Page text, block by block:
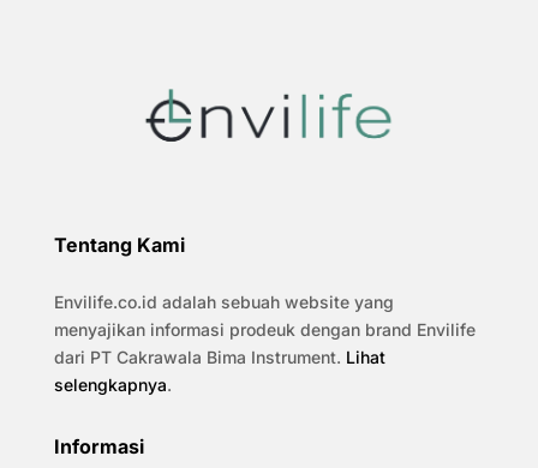
Tentang Kami
Envilife.co.id adalah sebuah website yang
menyajikan informasi prodeuk dengan brand Envilife
dari PT Cakrawala Bima Instrument. Lihat
selengkapnya.
Informasi